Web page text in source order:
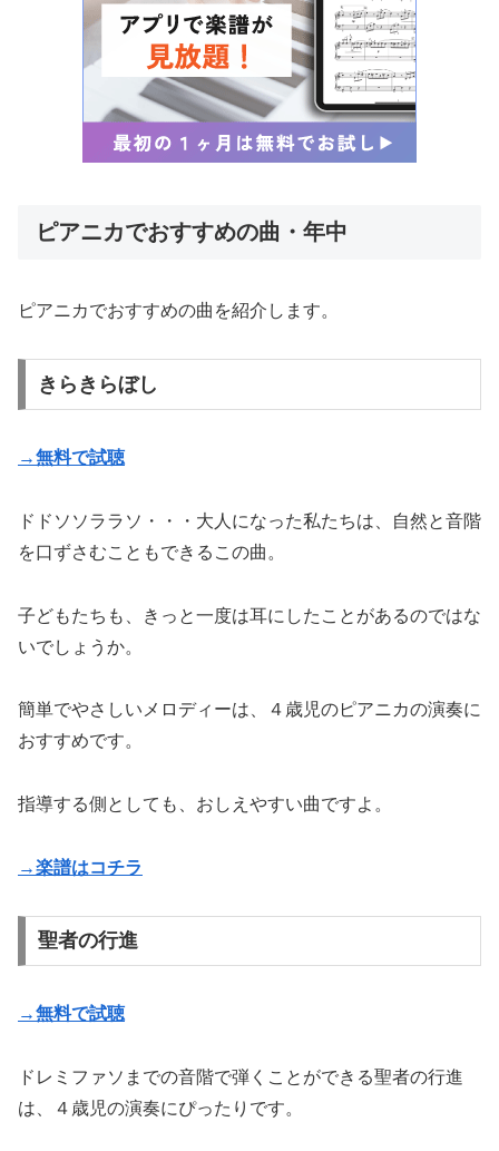
ピアニカでおすすめの曲・年中
ピアニカでおすすめの曲を紹介します。
きらきらぼし
→無料で試聴
ドドソソララソ・・・大人になった私たちは、自然と音階
を口ずさむこともできるこの曲。
子どもたちも、きっと一度は耳にしたことがあるのではな
いでしょうか。
簡単でやさしいメロディーは、４歳児のピアニカの演奏に
おすすめです。
指導する側としても、おしえやすい曲ですよ。
→楽譜はコチラ
聖者の行進
→無料で試聴
ドレミファソまでの音階で弾くことができる聖者の行進
は、４歳児の演奏にぴったりです。